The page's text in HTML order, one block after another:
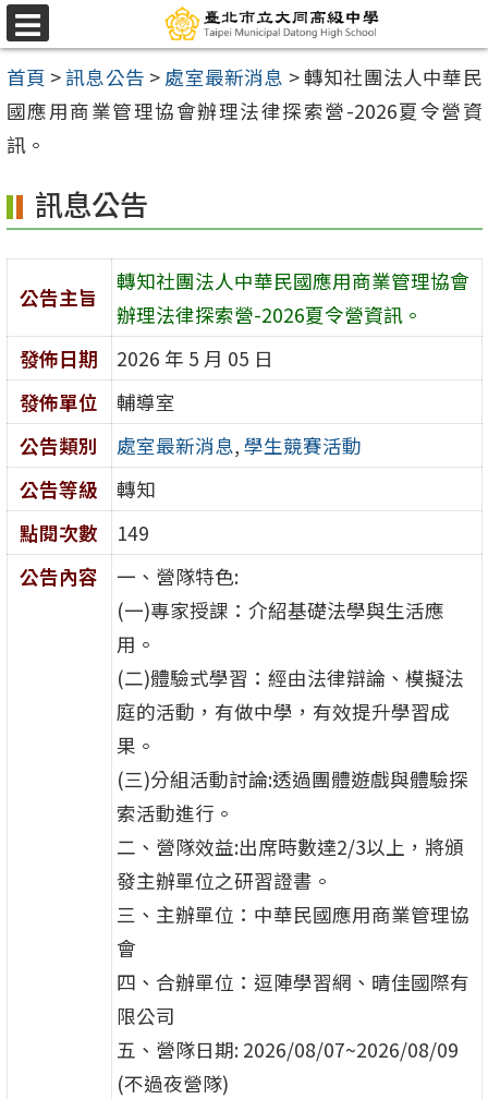
跳
至
主
要
內
區
選
單
首頁 >訊息公告 > 處室最新消息 >轉知社團法人中華民
國應用商業管理協會辦理法律探索營-2026夏令營資
訊。
訊息公告
公告主旨
轉知社團法人中華民國應用商業管理協會
辦理法律探索營-2026夏令營資訊。
發佈日期
2026 年 5 月 05 日
發佈單位
輔導室
公告類別
處室最新消息, 學生競賽活動
公告等級
轉知
點閱次數
149
公告內容
一、營隊特色:
(一)專家授課：介紹基礎法學與生活應
用。
(二)體驗式學習：經由法律辯論、模擬法
庭的活動，有做中學，有效提升學習成
果。
(三)分組活動討論:透過團體遊戲與體驗探
索活動進行。
二、營隊效益:出席時數達2/3以上，將頒
發主辦單位之研習證書。
三、主辦單位：中華民國應用商業管理協
會
四、合辦單位：逗陣學習網、晴佳國際有
限公司
五、營隊日期: 2026/08/07~2026/08/09
(不過夜營隊)